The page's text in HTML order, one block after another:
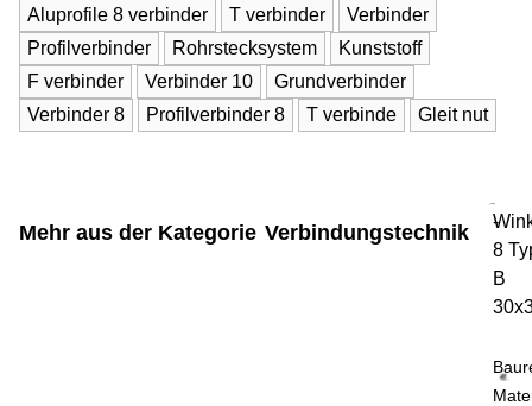
Aluprofile 8 verbinder T verbinder
Verbinder
Profilverbinder
Rohrstecksystem
Kunststoff
F verbinder
Verbinder 10
Grundverbinder
Verbinder 8
Profilverbinder 8 T verbinde Gleit nut
Mehr aus der Kategorie Verbindungstechnik
8
B
-